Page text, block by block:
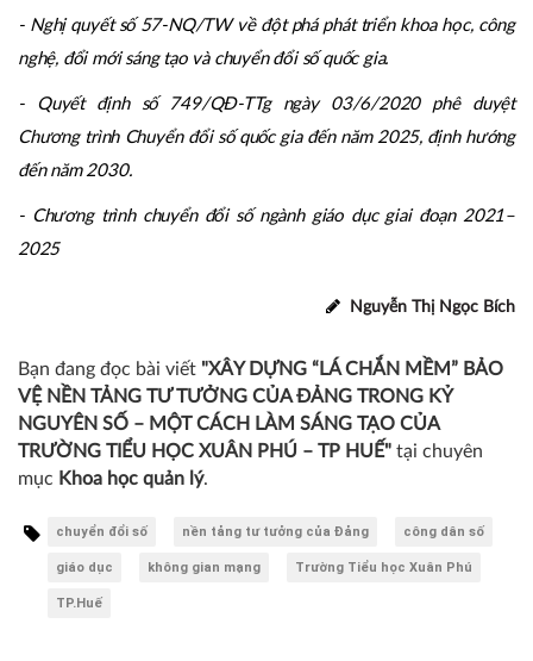
- Nghị quyết số 57-NQ/TW về đột phá phát triển khoa học, công
nghệ, đổi mới sáng tạo và chuyển đổi số quốc gia.
- Quyết định số 749/QĐ-TTg ngày 03/6/2020 phê duyệt
Chương trình Chuyển đổi số quốc gia đến năm 2025, định hướng
đến năm 2030.
- Chương trình chuyển đổi số ngành giáo dục giai đoạn 2021–
2025
Nguyễn Thị Ngọc Bích
Bạn đang đọc bài viết "XÂY DỰNG “LÁ CHẮN MỀM” BẢO
VỆ NỀN TẢNG TƯ TƯỞNG CỦA ĐẢNG TRONG KỶ
NGUYÊN SỐ – MỘT CÁCH LÀM SÁNG TẠO CỦA
TRƯỜNG TIỂU HỌC XUÂN PHÚ – TP HUẾ" tại chuyên
mục Khoa học quản lý.
chuyển đổi số nền tảng tư tưởng của Đảng công dân số
giáo dục không gian mạng Trường Tiểu học Xuân Phú
TP.Huế